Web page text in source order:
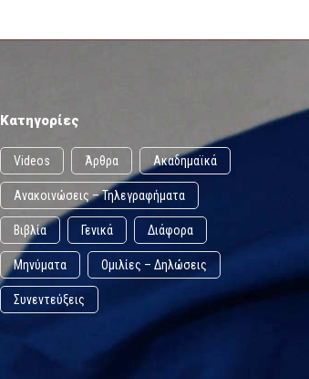
Κατηγορίες
Videos Άρθρα Ακαδημαϊκά
Ανακοινώσεις – Τηλεγραφήματα
Βιβλία Γενικά Διάφορα
Μηνύματα Ομιλίες – Δηλώσεις
Συνεντεύξεις